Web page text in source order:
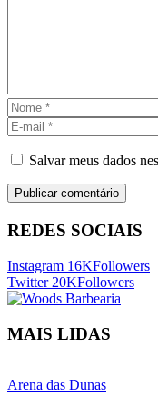
Salvar meus dados
REDES SOCIAIS
Instagram 16KFollowers
Twitter 20KFollowers
MAIS LIDAS
Arena das Dunas